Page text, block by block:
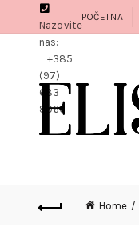
Nazovite
nas:
+385
(97)
683
8966
POČETNA
Home